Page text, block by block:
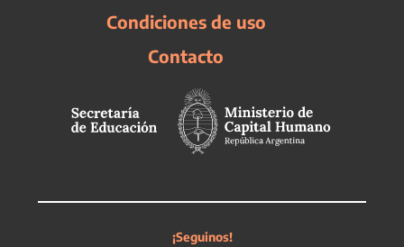
Condiciones de uso
Contacto
¡Seguinos!